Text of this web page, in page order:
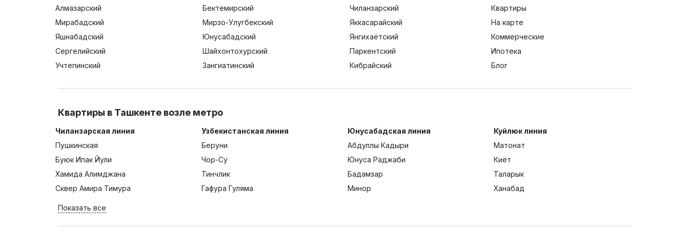
Алмазарский Бектемирский
Чиланзарский
Мирабадский
Мирзо-Улугбекский
Яккасарайский
Яшнабадский
Юнусабадский
Янгихаётский
Сергелийский
Шайхонтохурский
Паркентский
Учтепинский
Зангиатинский Кибрайский
Квартиры
На карте
Коммерческие
Ипотека
Блог
Квартиры в Ташкенте возле метро
Чиланзарская линия
Пушкинская
Буюк Ипак Йули
Хамида Алимджана
Сквер Амира Тимура
Узбекистанская линия
Беруни
Чор-Су
Тинчлик
Гафура Гуляма
Юнусабадская линия
Абдуллы Кадыри
Юнуса Раджаби
Бадамзар
Минор
Куйлюк линия
Матонат
Киёт
Таларык
Ханабад
Показать все